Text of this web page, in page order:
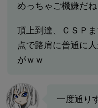
めっちゃご機嫌だ
頂上到達、ＣＳＰ
点で路肩に普通に
がｗｗ
一度通り